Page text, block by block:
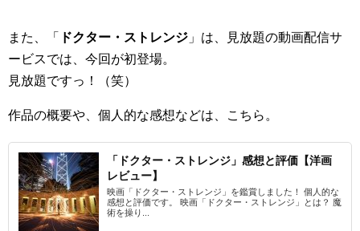
また、「 ドクター・ストレンジ 」は、見放題の動画配信サ
ービスでは、今回が初登場。
見放題ですっ！（笑）
作品の概要や、個人的な感想などは、こちら。
「ドクター・ストレンジ」感想と評価【洋画
レビュー】
映画「ドクター・ストレンジ」を鑑賞しました！ 個人的な
感想と評価です。 映画「ドクター・ストレンジ」とは？ 魔
術を操り...